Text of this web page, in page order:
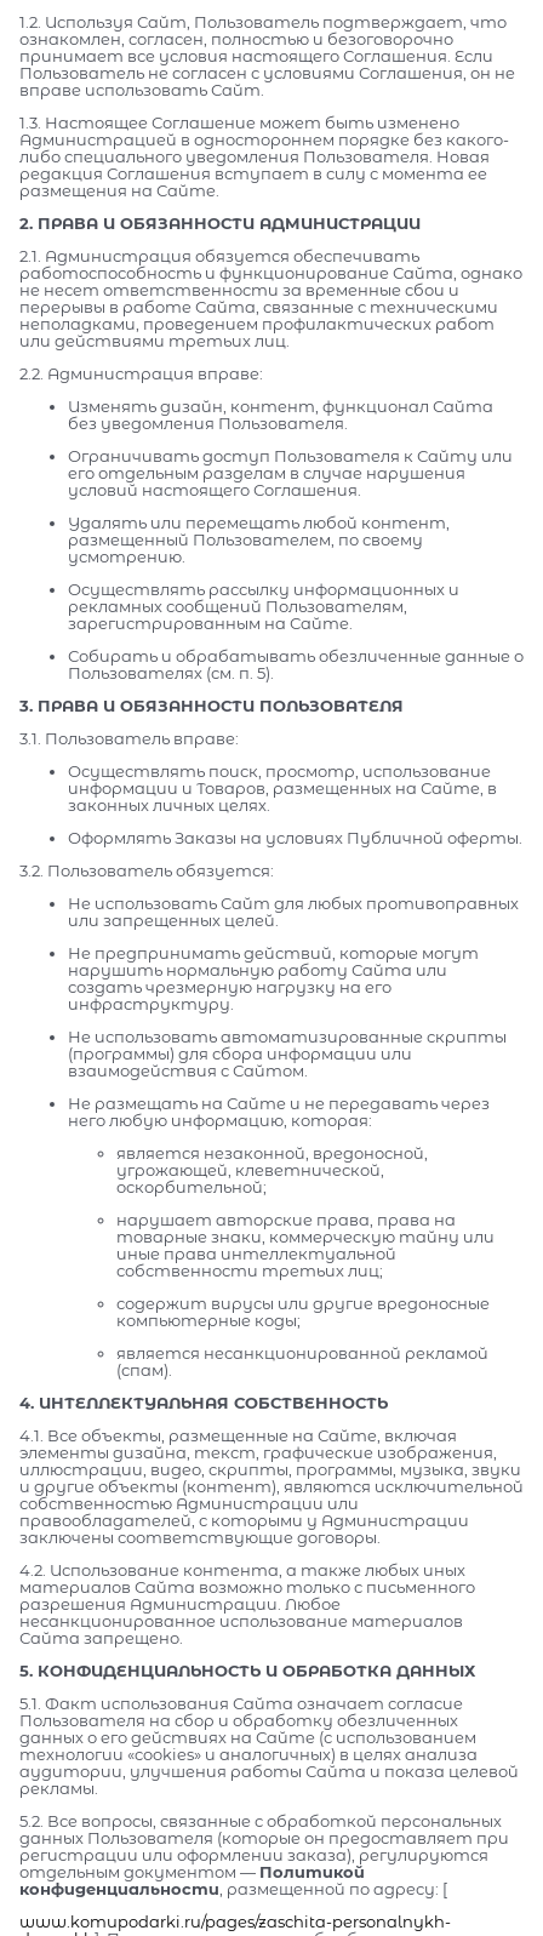
1.2. Используя Сайт, Пользователь подтверждает, что
ознакомлен, согласен, полностью и безоговорочно
принимает все условия настоящего Соглашения. Если
Пользователь не согласен с условиями Соглашения, он не
вправе использовать Сайт.
1.3. Настоящее Соглашение может быть изменено
Администрацией в одностороннем порядке без какого-
либо специального уведомления Пользователя. Новая
редакция Соглашения вступает в силу с момента ее
размещения на Сайте.
2. ПРАВА И ОБЯЗАННОСТИ АДМИНИСТРАЦИИ
2.1. Администрация обязуется обеспечивать
работоспособность и функционирование Сайта, однако
не несет ответственности за временные сбои и
перерывы в работе Сайта, связанные с техническими
неполадками, проведением профилактических работ
или действиями третьих лиц.
2.2. Администрация вправе:
Изменять дизайн, контент, функционал Сайта
без уведомления Пользователя.
Ограничивать доступ Пользователя к Сайту или
его отдельным разделам в случае нарушения
условий настоящего Соглашения.
Удалять или перемещать любой контент,
размещенный Пользователем, по своему
усмотрению.
Осуществлять рассылку информационных и
рекламных сообщений Пользователям,
зарегистрированным на Сайте.
Собирать и обрабатывать обезличенные данные о
Пользователях (см. п. 5).
3. ПРАВА И ОБЯЗАННОСТИ ПОЛЬЗОВАТЕЛЯ
3.1. Пользователь вправе:
Осуществлять поиск, просмотр, использование
информации и Товаров, размещенных на Сайте, в
законных личных целях.
Оформлять Заказы на условиях Публичной оферты.
3.2. Пользователь обязуется:
Не использовать Сайт для любых противоправных
или запрещенных целей.
Не предпринимать действий, которые могут
нарушить нормальную работу Сайта или
создать чрезмерную нагрузку на его
инфраструктуру.
Не использовать автоматизированные скрипты
(программы) для сбора информации или
взаимодействия с Сайтом.
Не размещать на Сайте и не передавать через
него любую информацию, которая:
является незаконной, вредоносной,
угрожающей, клеветнической,
оскорбительной;
нарушает авторские права, права на
товарные знаки, коммерческую тайну или
иные права интеллектуальной
собственности третьих лиц;
содержит вирусы или другие вредоносные
компьютерные коды;
является несанкционированной рекламой
(спам).
4. ИНТЕЛЛЕКТУАЛЬНАЯ СОБСТВЕННОСТЬ
4.1. Все объекты, размещенные на Сайте, включая
элементы дизайна, текст, графические изображения,
иллюстрации, видео, скрипты, программы, музыка, звуки
и другие объекты (контент), являются исключительной
собственностью Администрации или
правообладателей, с которыми у Администрации
заключены соответствующие договоры.
4.2. Использование контента, а также любых иных
материалов Сайта возможно только с письменного
разрешения Администрации. Любое
несанкционированное использование материалов
Сайта запрещено.
5. КОНФИДЕНЦИАЛЬНОСТЬ И ОБРАБОТКА ДАННЫХ
5.1. Факт использования Сайта означает согласие
Пользователя на сбор и обработку обезличенных
данных о его действиях на Сайте (с использованием
технологии «cookies» и аналогичных) в целях анализа
аудитории, улучшения работы Сайта и показа целевой
рекламы.
5.2. Все вопросы, связанные с обработкой персональных
данных Пользователя (которые он предоставляет при
регистрации или оформлении заказа), регулируются
отдельным документом — Политикой
конфиденциальности , размещенной по адресу: [
www.komupodarki.ru/pages/zaschita-personalnykh-